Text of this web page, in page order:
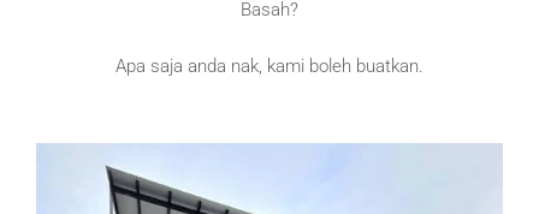
Basah?
Apa saja anda nak, kami boleh buatkan.